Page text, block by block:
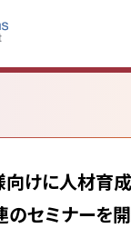
けに人材育
セミナーを